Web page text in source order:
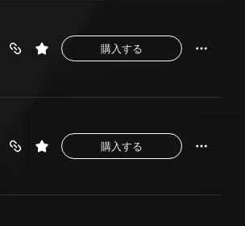
購入する
購入する